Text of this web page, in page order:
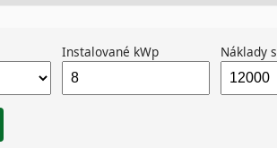
Instalované kWp Náklady